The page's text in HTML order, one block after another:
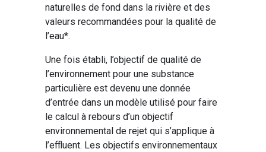
naturelles de fond dans la rivière et des
valeurs recommandées pour la qualité de
l’eau*.
Une fois établi, l’objectif de qualité de
l’environnement pour une substance
particulière est devenu une donnée
d’entrée dans un modèle utilisé pour faire
le calcul à rebours d’un objectif
environnemental de rejet qui s’applique à
l’effluent. Les objectifs environnementaux